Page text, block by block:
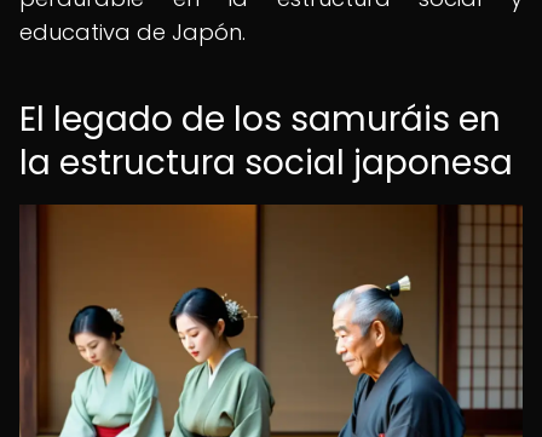
educativa de Japón.
El legado de los samuráis en
la estructura social japonesa